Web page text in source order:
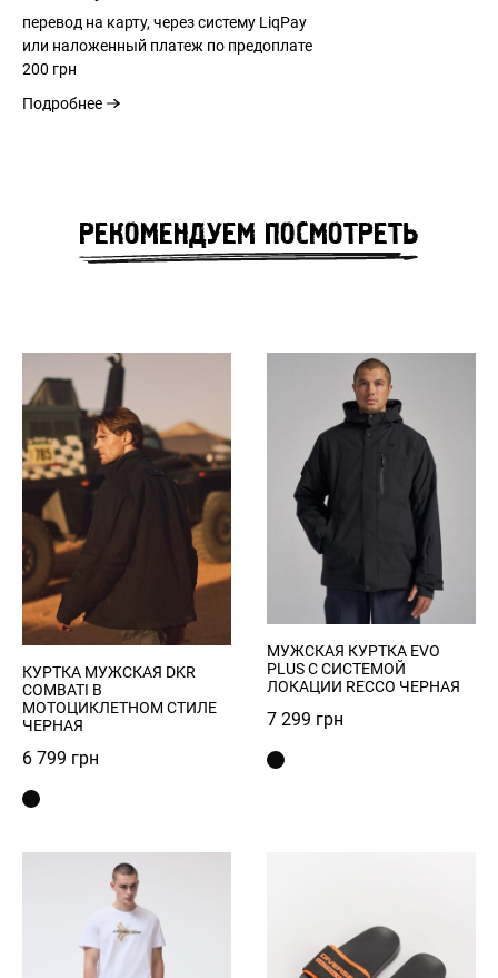
перевод на карту, через систему LiqPay
или наложенный платеж по предоплате
200 грн
Подробнее
РЕКОМЕНДУЕМ ПОСМОТРЕТЬ
КУРТКА МУЖСКАЯ DKR
COMBATI В
МОТОЦИКЛЕТНОМ СТИЛЕ
ЧЕРНАЯ
6 799 грн
МУЖСКАЯ КУРТКА EVO
PLUS С СИСТЕМОЙ
ЛОКАЦИИ RECCO ЧЕРНАЯ
7 299 грн
Зарегистрироваться
Privacy Policy
Register
Remember Password?
ВОССТАНОВЛЕНИЕ ПАРОЛЯ
СКОРО НА САЙТЕ